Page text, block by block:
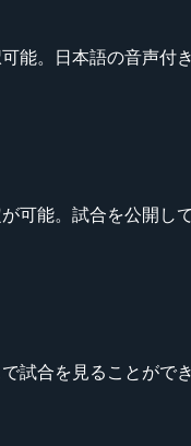
能。日本語の音声付き
可能。試合を公開
試合を見ることがで